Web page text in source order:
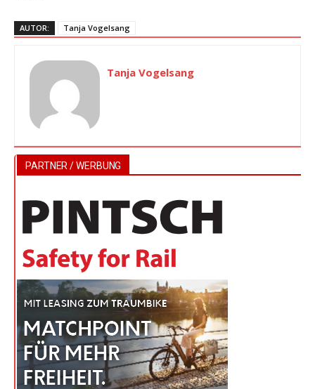
AUTOR: Tanja Vogelsang
Tanja Vogelsang
PARTNER / WERBUNG